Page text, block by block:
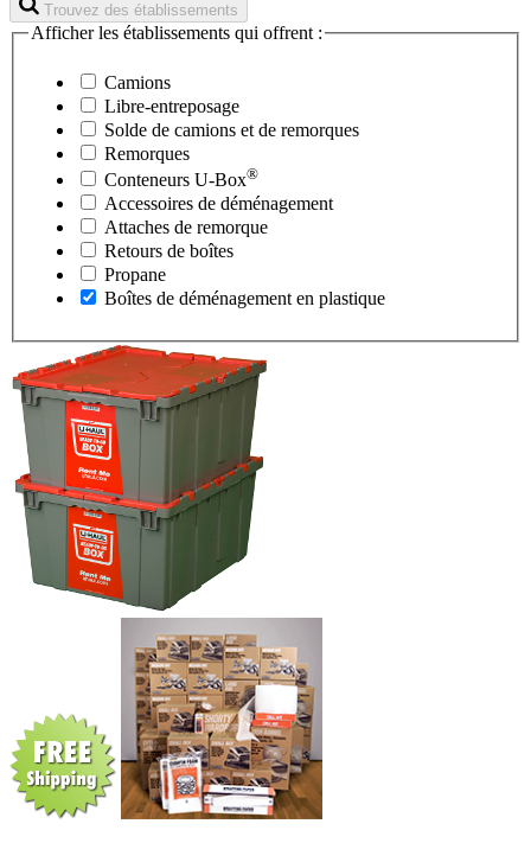
Trouvez des établissements
Afficher les établissements qui offrent :
Camions
Libre-entreposage
Solde de camions et de remorques
Remorques
Conteneurs U-Box®
Accessoires de déménagement
Attaches de remorque
Retours de boîtes
Propane
Boîtes de déménagement en plastique